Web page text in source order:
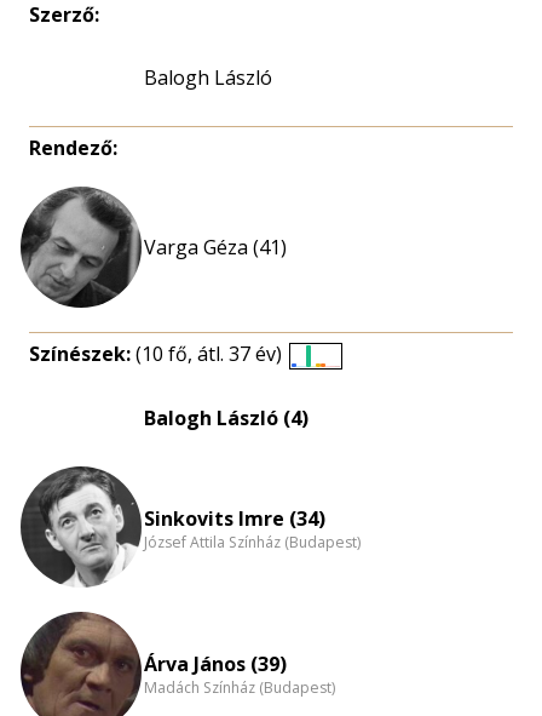
Szerző:
Balogh László
Rendező:
Varga Géza (41)
Színészek:(10 fő, átl. 37 év)
Balogh László (4)
Sinkovits Imre (34)
József Attila Színház (Budapest)
Árva János (39)
Madách Színház (Budapest)